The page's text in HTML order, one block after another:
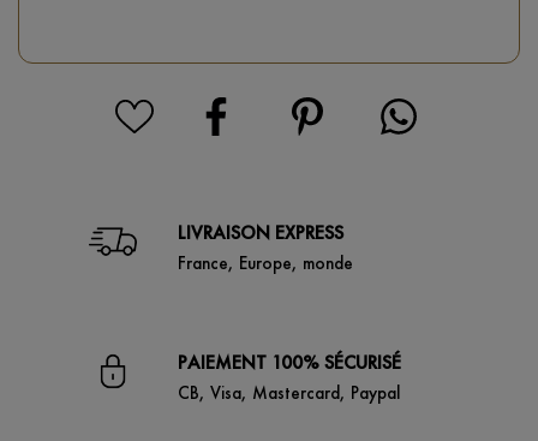
LIVRAISON EXPRESS
France, Europe, monde
PAIEMENT 100% SÉCURISÉ
CB, Visa, Mastercard, Paypal